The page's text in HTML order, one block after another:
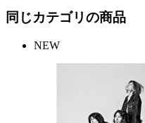
同じカテゴリの商品
NEW